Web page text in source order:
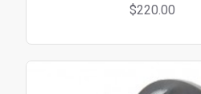
$220.00